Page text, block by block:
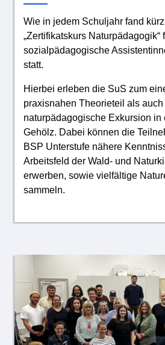
Wie in jedem Schuljahr fand
„Zertifikatskurs Naturpädagogik“
sozialpädagogische
statt.
Hierbei erleben die SuS zum
praxisnahen Theorieteil als
naturpädagogische Exkursion in
Gehölz. Dabei können die
BSP Unterstufe nähere
Arbeitsfeld der Wald- und
erwerben, sowie vielfältige
sammeln.